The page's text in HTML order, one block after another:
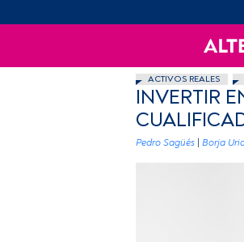
ACTIVOS REALES
INVERTIR
Pedro Sagüés Borja